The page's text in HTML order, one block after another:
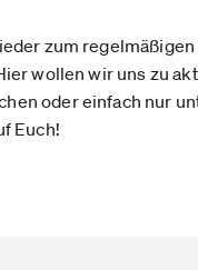
zum
wollen wir uns zu
oder einfach nur
Euch!